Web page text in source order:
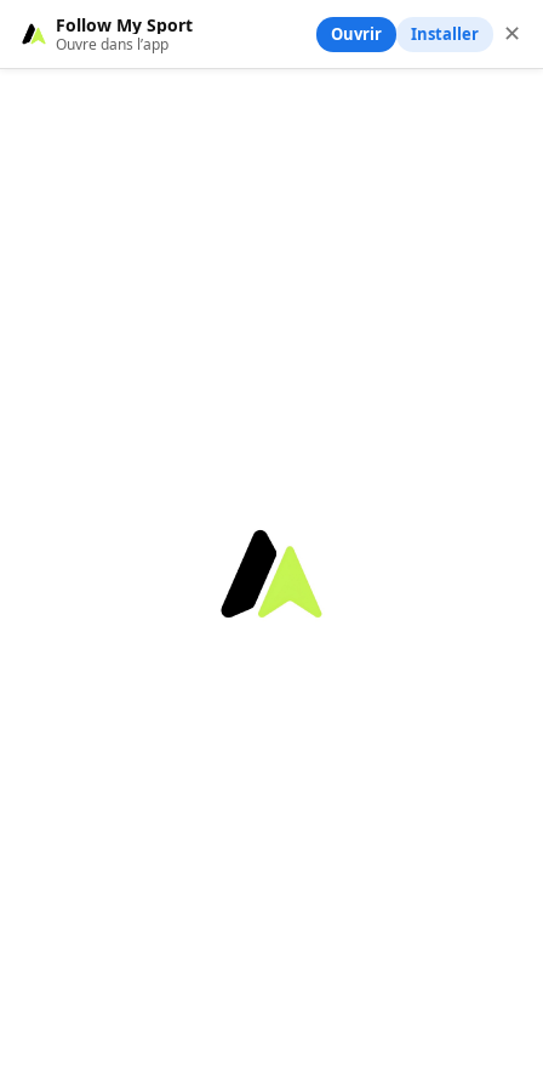
Follow My Sport
Ouvre dans l’app Ouvrir Installer ✕